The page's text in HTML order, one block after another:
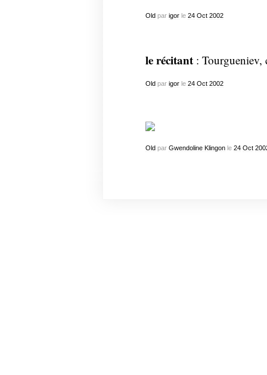
Old par igorle 24 Oct 2002
le récitant: Tourgueniev,
Oldpar igorle 24 Oct 2002
Oldpar Gwendoline Klingonle 24 Oct